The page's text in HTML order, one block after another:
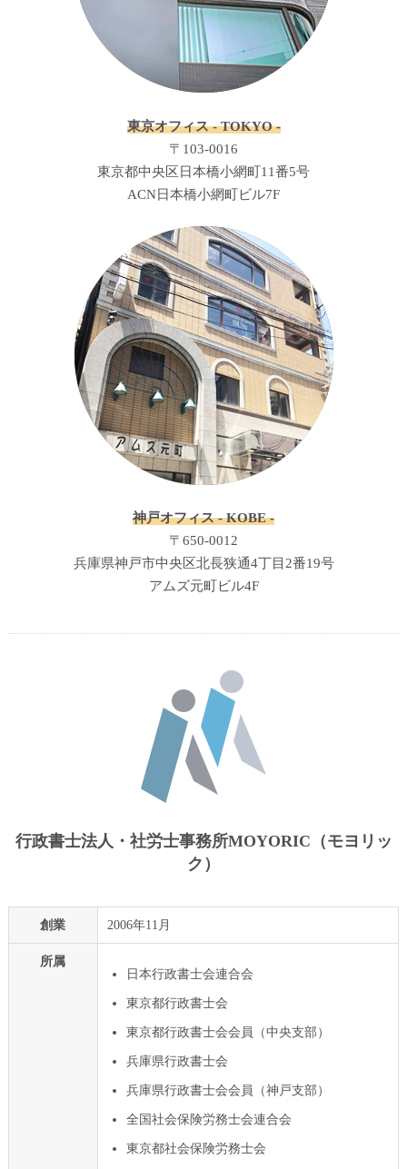
東京オフィス - TOKYO -
〒103-0016
東京都中央区日本橋小網町11番5号
ACN日本橋小網町ビル7F
神戸オフィス - KOBE -
〒650-0012
兵庫県神戸市中央区北長狭通4丁目2番19号
アムズ元町ビル4F
行政書士法人・社労士事務所MOYORIC（モヨリッ
ク）
創業 2006年11月
所属
日本行政書士会連合会
東京都行政書士会
東京都行政書士会会員（中央支部）
兵庫県行政書士会
兵庫県行政書士会会員（神戸支部）
全国社会保険労務士会連合会
東京都社会保険労務士会